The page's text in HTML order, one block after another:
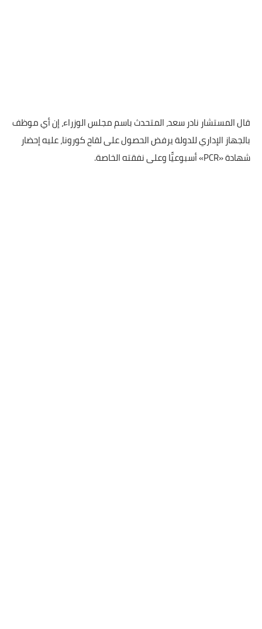
قال المستشار نادر سعد، المتحدث باسم مجلس الوزراء، إن أي موظف
بالجهاز الإداري للدولة يرفض الحصول على لقاح كورونا، عليه إحضار
شهادة «PCR» أسبوعيًّا وعلى نفقته الخاصة.